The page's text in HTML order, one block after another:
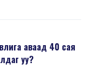
аваад 40 сая
уу?